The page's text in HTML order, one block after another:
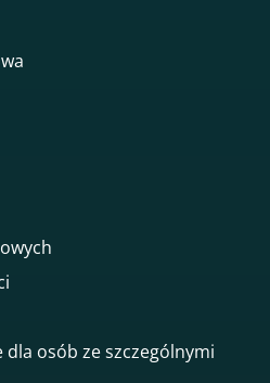
osób ze szczególnymi